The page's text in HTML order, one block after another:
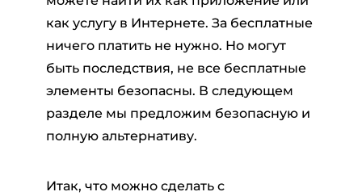
как услугу в Интернете. За бесплатные
ничего платить не нужно. Но могут
быть последствия, не все бесплатные
элементы безопасны. В следующем
разделе мы предложим безопасную и
полную альтернативу.
Итак, что можно сделать с